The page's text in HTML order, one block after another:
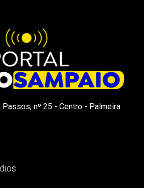
Passos, nº 25 - Centro - Palmeira